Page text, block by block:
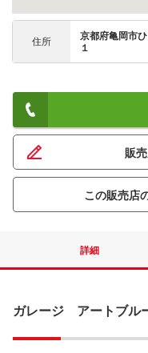
住所
京都府亀岡市
１
販
この販売店
詳細
ガレージ アートブル